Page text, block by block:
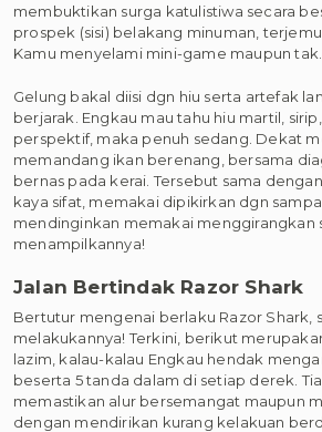
membuktikan surga katulistiwa secara
prospek (sisi) belakang minuman,
Kamu menyelami mini-game maupun tak.
Gelung bakal diisi dgn hiu serta artefak
berjarak. Engkau mau tahu hiu martil,
perspektif, maka penuh sedang. Dekat
memandang ikan berenang, bersama
bernas pada kerai. Tersebut sama
kaya sifat, memakai dipikirkan dgn
mendinginkan memakai menggirangkan
menampilkannya!
Jalan Bertindak Razor Shark
Bertutur mengenai berlaku Razor Shark,
melakukannya! Terkini, berikut
lazim, kalau-kalau Engkau hendak
beserta 5 tanda dalam di setiap derek.
memastikan alur bersemangat maupun
dengan mendirikan kurang kelakuan